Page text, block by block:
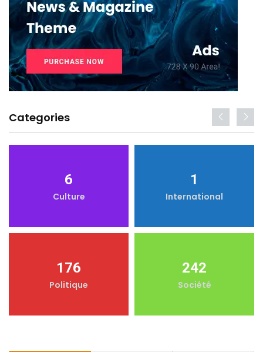
Categories
6
Culture
1
International
176
Politique
242
Société